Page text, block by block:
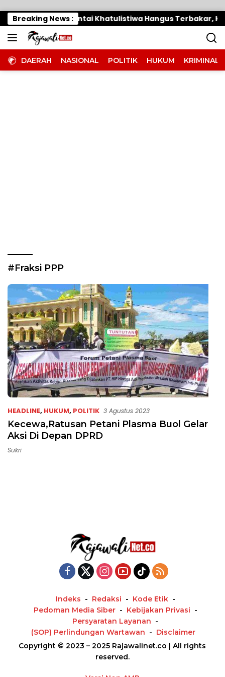
Breaking News :
Makan Dipantai Khatulistiwa Hangus Terbakar,
DAERAH NASIONAL POLITIK HUKUM KRIMINAL
#Fraksi PPP
HEADLINE, HUKUM, POLITIK 3 Agustus 2023
Kecewa,Ratusan Petani Plasma Buol Gelar
Aksi Di Depan DPRD
Sukri
Indeks Redaksi
Kode Etik
Pedoman Media Siber
Kebijakan Privasi
Persyaratan Layanan
(SOP) Perlindungan Wartawan
Disclaimer
Copyright © 2023 – 2025 Rajawalinet.co | All rights
reserved.